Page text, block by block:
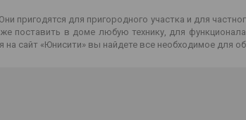
пригодятся для пригородного участка и для
поставить в доме любую технику, для
на сайт «Юнисити» вы найдете все необходимое для